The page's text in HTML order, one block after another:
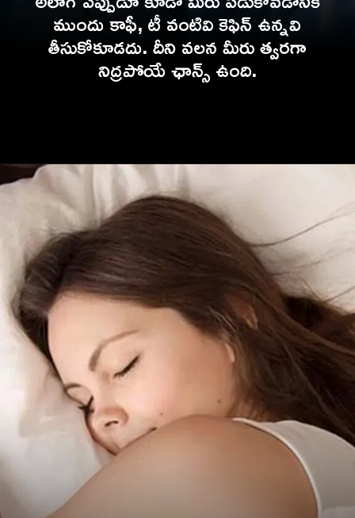
ముందు కాఫీ, టీ వంటివి కెఫిన్ ఉన్నవి
తీసుకోకూడదు. దీని వలన మీరు త్వరగా
నిద్రపోయే ఛాన